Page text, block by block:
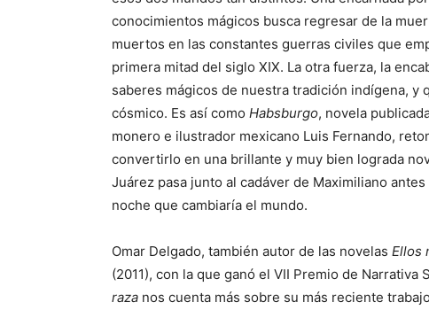
conocimientos mágicos busca regresar de la
muertos en las constantes guerras civiles que
primera mitad del siglo XIX. La otra fuerza, la
saberes mágicos de nuestra tradición indígena,
cósmico. Es así como Habsburgo, novela
monero e ilustrador mexicano Luis Fernando,
convertirlo en una brillante y muy bien lograda
Juárez pasa junto al cadáver de Maximiliano
noche que cambiaría el mundo.
Omar Delgado, también autor de las novelas Ellos
(2011), con la que ganó el VII Premio de Narrativa
raza nos cuenta más sobre su más reciente